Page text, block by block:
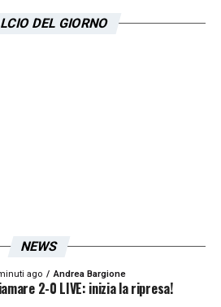
DEL GIORNO
NEWS
ago Andrea Bargione
2-0 LIVE: inizia la ripresa!